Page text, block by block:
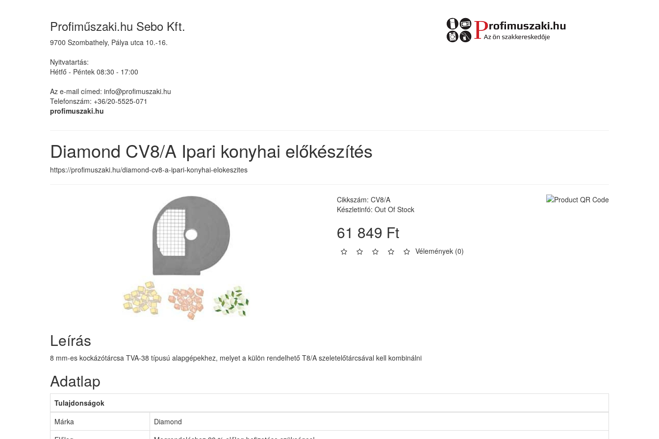
Profiműszaki.hu Sebo Kft.
9700 Szombathely, Pálya utca 10.-16.
Nyitvatartás:
Hétfő - Péntek 08:30 - 17:00
Az e-mail címed: info@profimuszaki.hu
Telefonszám: +36/20-5525-071
profimuszaki.hu
Diamond CV8/A Ipari konyhai előkészítés
https://profimuszaki.hu/diamond-cv8-a-ipari-konyhai-elokeszites
Cikkszám: CV8/A
Készletinfó: Out Of Stock
61 849 Ft
Vélemények (0)
Leírás
8 mm-es kockázótárcsa TVA-38 típusú alapgépekhez, melyet a külön rendelhető T8/A szeletelőtárcsával kell kombinálni
Adatlap
Tulajdonságok
Márka
Diamond